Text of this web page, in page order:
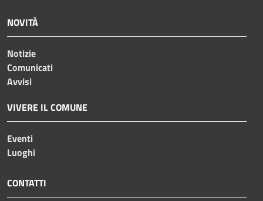
NOVITÀ
Notizie
Comunicati
Avvisi
VIVERE IL COMUNE
Eventi
Luoghi
CONTATTI